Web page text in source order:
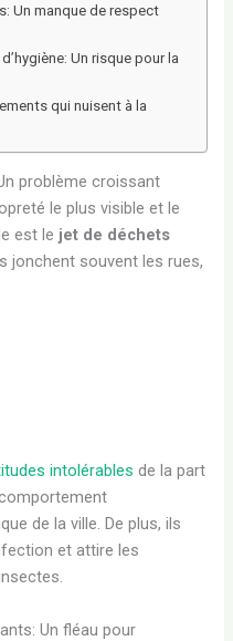
Un manque de respect
Un risque pour la
qui nuisent à la
problème croissant
le plus visible et le
est le jet de déchets
jonchent souvent les rues,
intolérables de la part
de la ville. De plus, ils
et attire les
Un fléau pour